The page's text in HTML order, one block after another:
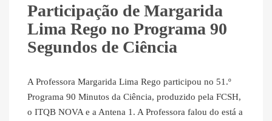
Participação de Margarida
Lima Rego no Programa 90
Segundos de Ciência
A Professora Margarida Lima Rego participou no 51.º
Programa 90 Minutos da Ciência, produzido pela FCSH,
o ITQB NOVA e a Antena 1. A Professora falou do está a